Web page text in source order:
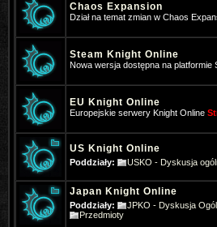
Chaos Expansion
Dział na temat zmian w Chaos
Steam Knight Online
Nowa wersja dostępna na platformie
EU Knight Online
Europejskie serwery Knight Online
US Knight Online
Poddziały: USKO - Dyskusja
Japan Knight Online
Poddziały: JPKO - Dyskusja
Przedmioty
*Hangman
Gra ktoś w
Pogo- 2025-01-31
Też jestem